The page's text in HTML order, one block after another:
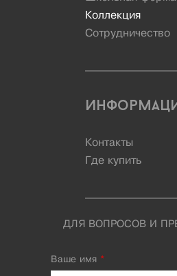
Коллекция
Сотрудничество
Контакты
Где купить
ДЛЯ ВОПРОСОВ И
Ваше имя *